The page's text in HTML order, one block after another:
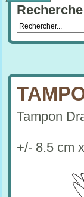
Tampon
+/- 8.5 cm